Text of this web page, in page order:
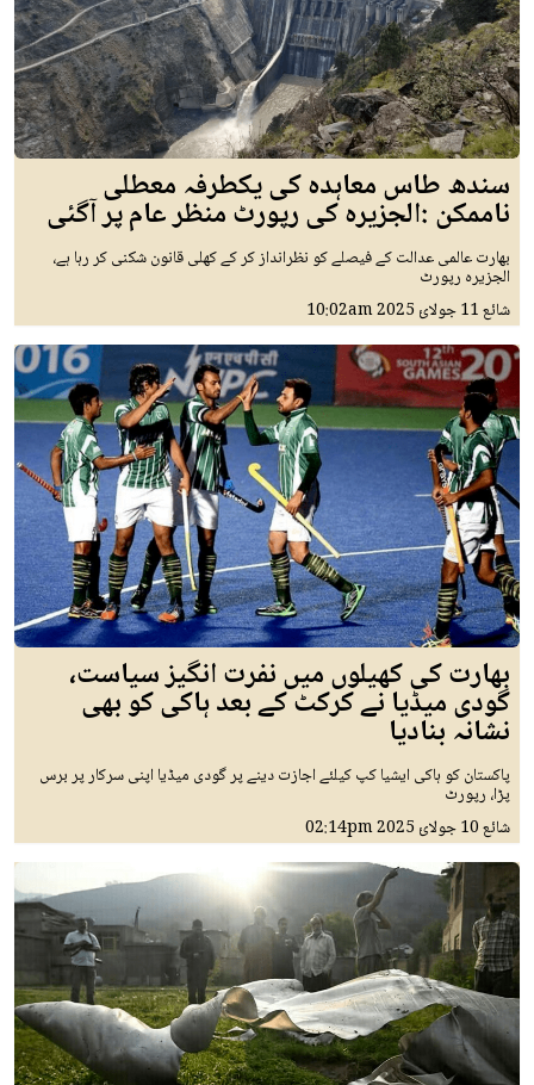
سندھ طاس معاہدہ کی یکطرفہ معطلی
ناممکن :الجزیرہ کی رپورٹ منظر عام پر آگئی
بھارت عالمی عدالت کے فیصلے کو نظرانداز کر کے کھلی قانون شکنی کر رہا ہے،
الجزیرہ رپورٹ
شائع11 جولائ 2025 10:02am
بھارت کی کھیلوں میں نفرت انگیز سیاست،
گودی میڈیا نے کرکٹ کے بعد ہاکی کو بھی
نشانہ بنادیا
پاکستان کو ہاکی ایشیا کپ کیلئے اجازت دینے پر گودی میڈیا اپنی سرکار پر برس
پڑا، رپورٹ
شائع10 جولائ 2025 02:14pm